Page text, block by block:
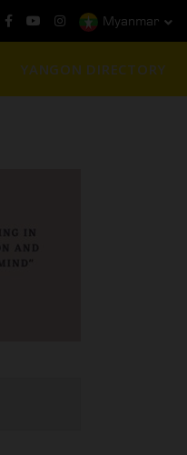
Myanmar
YANGON DIRECTORY